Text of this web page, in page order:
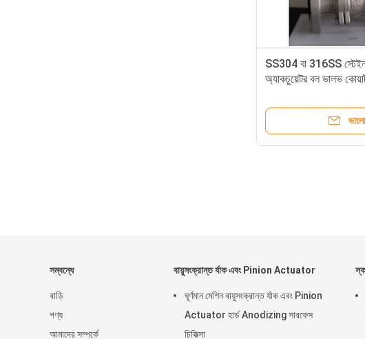
SS304 বা 316SS
অ্যাকচুয়েটর বল ভালভ
সম্বন্ধে
বাড়ি
পণ্য
আমাদের সম্পর্কে
বায়ুসংক্রান্ত র্যাক এবং Pinion Actuator
ঘূর্ণমান মেশিন বায়ুসংক্রান্ত র্যাক এবং Pinion
Actuator হার্ড Anodizing সারফেস
চিকিত্সা